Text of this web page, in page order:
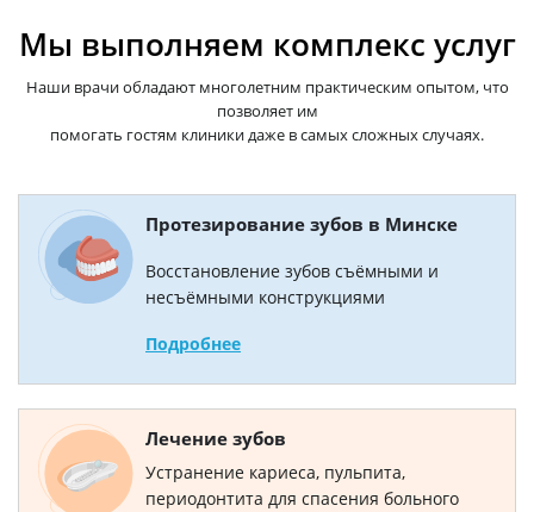
Мы выполняем комплекс услуг
Наши врачи обладают многолетним практическим опытом, что
позволяет им
помогать гостям клиники даже в самых сложных случаях.
Протезирование зубов в Минске
Восстановление зубов съёмными и
несъёмными конструкциями
Подробнее
Лечение зубов
Устранение кариеса, пульпита,
периодонтита для спасения больного